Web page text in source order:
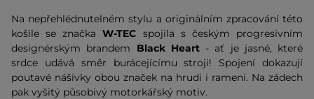
Na nepřehlédnutelném stylu a originálním zpracování této
košile se značkaW-TEC spojila s českým progresivním
designérským brandem Black Heart - ať je jasné, které
srdce udává směr burácejícímu stroji! Spojení dokazují
poutavé nášivky obou značek na hrudi i rameni. Na zádech
pak vyšitý působivý motorkářský motiv.